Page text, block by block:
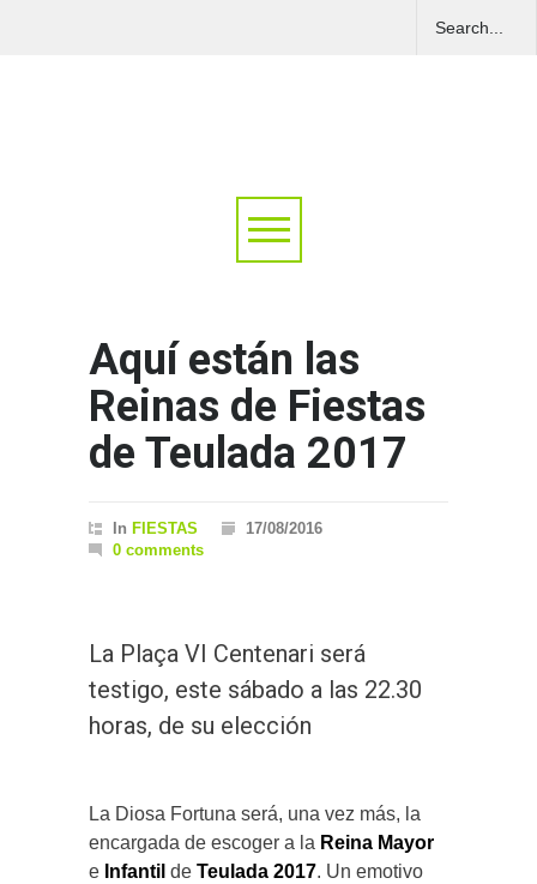
Aquí están las
Reinas de Fiestas
de Teulada 2017
In FIESTAS
17/08/2016
0 comments
La Plaça VI Centenari será
testigo, este sábado a las 22.30
horas, de su elección
La Diosa Fortuna será, una vez más, la
encargada de escoger a la Reina Mayor
e Infantil de Teulada 2017. Un emotivo